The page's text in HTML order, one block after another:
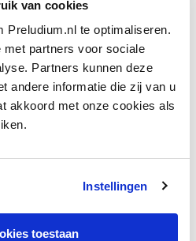
van cookies
Preludium.nl te optimaliseren.
met partners voor sociale
Partners kunnen deze
andere informatie die zij van u
akkoord met onze cookies als
Instellingen
toestaan
Ensemble
onderdeel van me, ik voelde